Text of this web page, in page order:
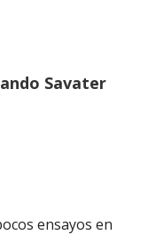
Savater
ensayos en